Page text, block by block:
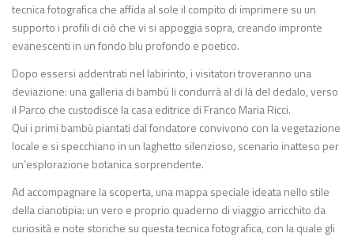
tecnica fotografica che affida al sole il compito di imprimere su un
supporto i profili di ciò che vi si appoggia sopra, creando impronte
evanescenti in un fondo blu profondo e poetico.
Dopo essersi addentrati nel labirinto, i visitatori troveranno una
deviazione: una galleria di bambù li condurrà al di là del dedalo, verso
il Parco che custodisce la casa editrice di Franco Maria Ricci.
Qui i primi bambù piantati dal fondatore convivono con la vegetazione
locale e si specchiano in un laghetto silenzioso, scenario inatteso per
un’esplorazione botanica sorprendente.
Ad accompagnare la scoperta, una mappa speciale ideata nello stile
della cianotipia: un vero e proprio quaderno di viaggio arricchito da
curiosità e note storiche su questa tecnica fotografica, con la quale gli